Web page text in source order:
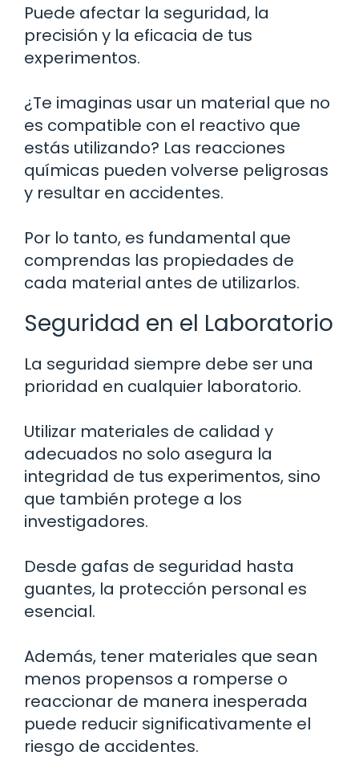
Puede afectar la seguridad, la
precisión y la eficacia de tus
experimentos.
¿Te imaginas usar un material que no
es compatible con el reactivo que
estás utilizando? Las reacciones
químicas pueden volverse peligrosas
y resultar en accidentes.
Por lo tanto, es fundamental que
comprendas las propiedades de
cada material antes de utilizarlos.
Seguridad en el Laboratorio
La seguridad siempre debe ser una
prioridad en cualquier laboratorio.
Utilizar materiales de calidad y
adecuados no solo asegura la
integridad de tus experimentos, sino
que también protege a los
investigadores.
Desde gafas de seguridad hasta
guantes, la protección personal es
esencial.
Además, tener materiales que sean
menos propensos a romperse o
reaccionar de manera inesperada
puede reducir significativamente el
riesgo de accidentes.